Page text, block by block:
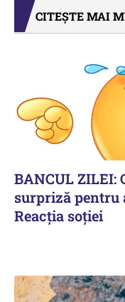
CITEȘTE MAI
BANCUL ZILEI:
surpriză pentru
Reacția soției